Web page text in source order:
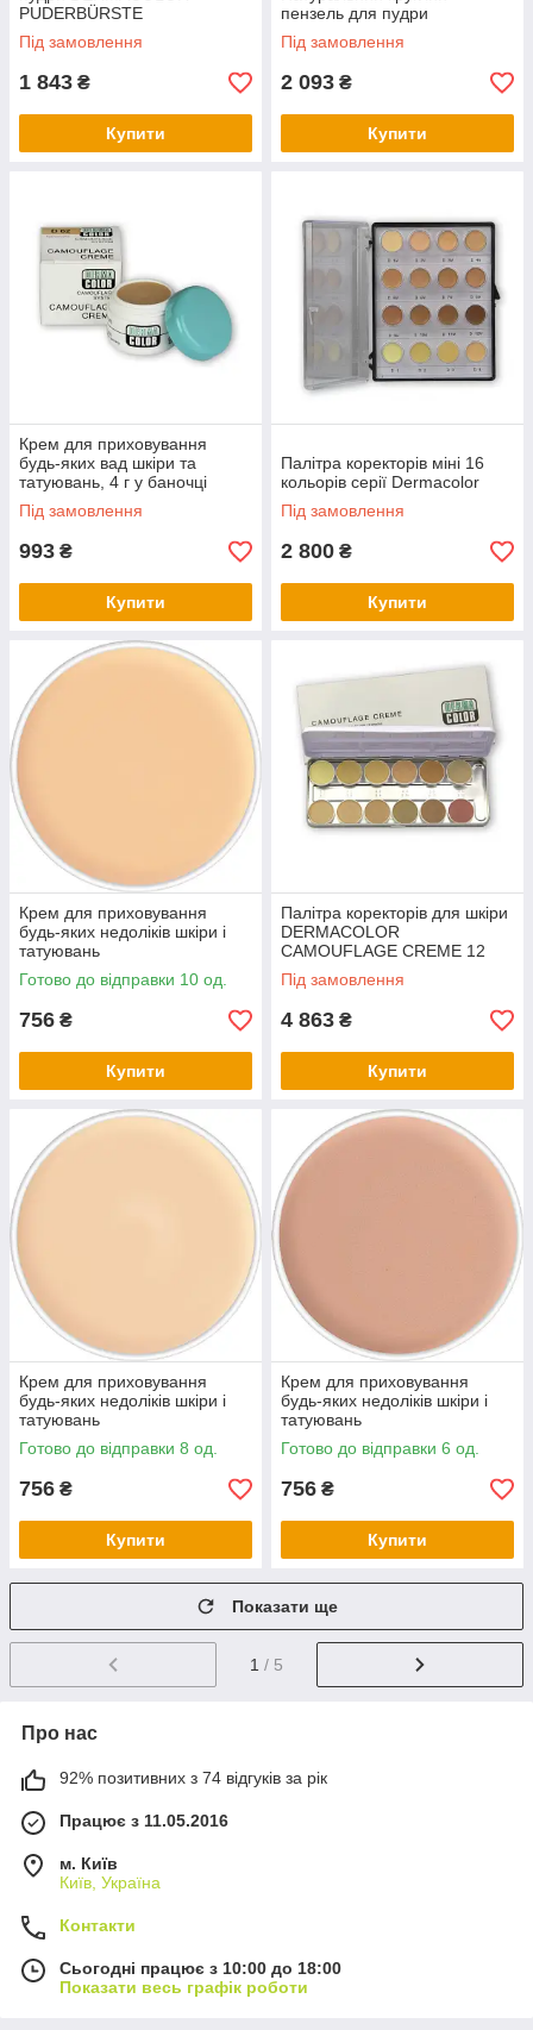
PUDERBÜRSTE
Під замовлення
1 843 ₴
Купити
пензель для пудри
Під замовлення
2 093 ₴
Купити
Крем для приховування
будь-яких вад шкіри та
татуювань, 4 г у баночці
Під замовлення
993 ₴
Купити
Палітра коректорів міні 16
кольорів серії Dermacolor
Під замовлення
2 800 ₴
Купити
Крем для приховування
будь-яких недоліків шкіри і
татуювань
Готово до відправки 10 од.
756 ₴
Купити
Палітра коректорів для шкіри
DERMACOLOR
CAMOUFLAGE CREME 12
кольорів
Під замовлення
4 863 ₴
Купити
Крем для приховування
будь-яких недоліків шкіри і
татуювань
Готово до відправки 8 од.
756 ₴
Купити
Крем для приховування
будь-яких недоліків шкіри і
татуювань
Готово до відправки 6 од.
756 ₴
Купити
Показати ще
1 / 5
Про нас
92% позитивних з 74 відгуків за рік
Працює з 11.05.2016
м. Київ
Київ, Україна
Контакти
Сьогодні працює з 10:00 до 18:00
Показати весь графік роботи